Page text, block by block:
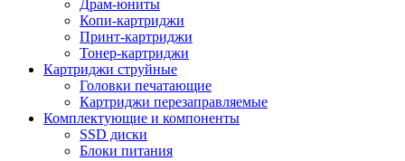
Драм-юниты
Копи-картриджи
Принт-картриджи
Тонер-картриджи
Картриджи струйные
Головки печатающие
Картриджи перезаправляемые
Комплектующие и компоненты
SSD диски
Блоки питания